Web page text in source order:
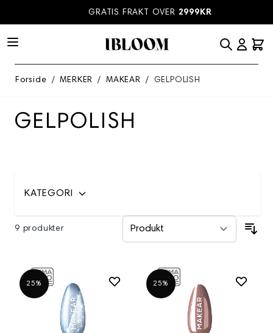
GRATIS FRAKT OVER2999KR
Forside / MERKER / MAKEAR / GELPOLISH
GELPOLISH
KATEGORI
9 produkter
25% 25%